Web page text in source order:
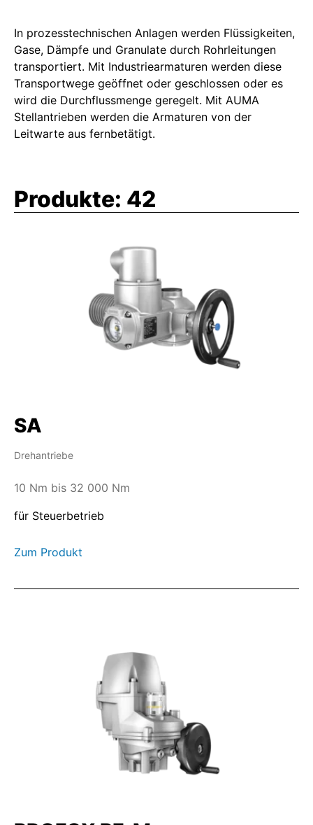
In prozesstechnischen Anlagen werden Flüssigkeiten,
Gase, Dämpfe und Granulate durch Rohrleitungen
transportiert. Mit Industriearmaturen werden diese
Transportwege geöffnet oder geschlossen oder es
wird die Durchflussmenge geregelt. Mit AUMA
Stellantrieben werden die Armaturen von der
Leitwarte aus fernbetätigt.
Produkte: 42
SA
Drehantriebe
10 Nm bis 32 000 Nm
für Steuerbetrieb
Zum Produkt